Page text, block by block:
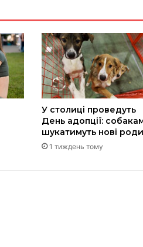
У столиці проведуть
День адопції:
шукатимуть нові
1 тиждень тому